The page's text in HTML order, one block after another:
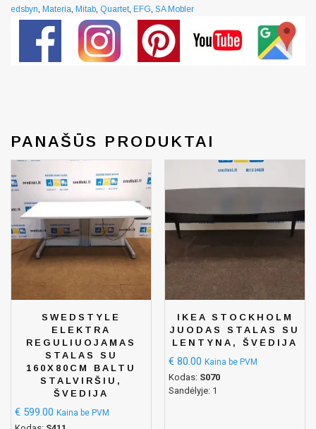
edsbyn, Materia, Mitab, Quartet, EFG, SA Mobler
PANAŠŪS PRODUKTAI
SWEDSTYLE
ELEKTRA
REGULIUOJAMAS
STALAS SU
160X80CM BALTU
STALVIRŠIU,
ŠVEDIJA
€ 599.00 Kaina be PVM
IKEA STOCKHOLM
JUODAS STALAS SU
LENTYNA, ŠVEDIJA
€ 80.00 Kaina be PVM
Kodas: S070
Sandėlyje: 1